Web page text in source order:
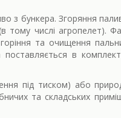
з бункера. Згоряння
тому числі агропелет).
та очищення
в
під тиском) або
та складських